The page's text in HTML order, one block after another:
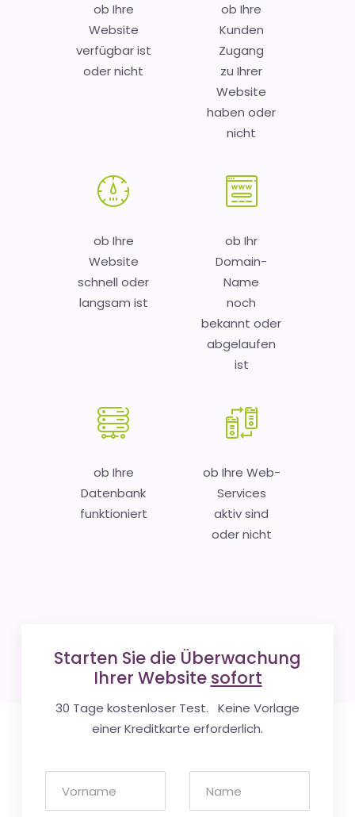
ob Ihre
Website
verfügbar ist
oder nicht
ob Ihre
Kunden
Zugang
zu Ihrer
Website
haben oder
nicht
ob Ihre
Website
schnell oder
langsam ist
ob Ihr
Domain-
Name
noch
bekannt oder
abgelaufen
ist
ob Ihre
Datenbank
funktioniert
ob Ihre Web-
Services
aktiv sind
oder nicht
Starten Sie die Überwachung
Ihrer Website sofort
30 Tage kostenloser Test. Keine Vorlage
einer Kreditkarte erforderlich.